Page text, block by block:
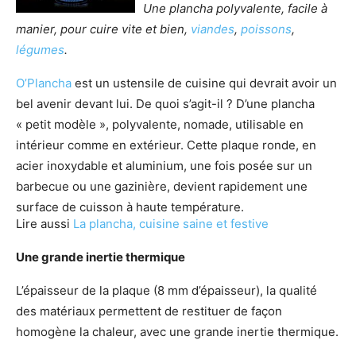
Une plancha polyvalente, facile à
manier, pour cuire vite et bien, viandes, poissons,
légumes.
O’Plancha est un ustensile de cuisine qui devrait avoir un
bel avenir devant lui. De quoi s’agit-il ? D’une plancha
« petit modèle », polyvalente, nomade, utilisable en
intérieur comme en extérieur. Cette plaque ronde, en
acier inoxydable et aluminium, une fois posée sur un
barbecue ou une gazinière, devient rapidement une
surface de cuisson à haute température.
Lire aussi La plancha, cuisine saine et festive
Une grande inertie thermique
L’épaisseur de la plaque (8 mm d’épaisseur), la qualité
des matériaux permettent de restituer de façon
homogène la chaleur, avec une grande inertie thermique.